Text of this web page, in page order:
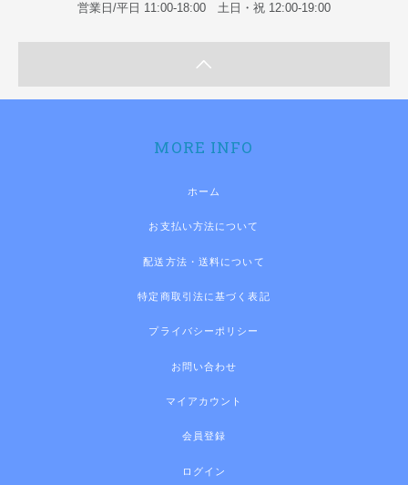
営業日/平日 11:00-18:00 土日・祝 12:00-19:00
MORE INFO
ホーム
お支払い方法について
配送方法・送料について
特定商取引法に基づく表記
プライバシーポリシー
お問い合わせ
マイアカウント
会員登録
ログイン